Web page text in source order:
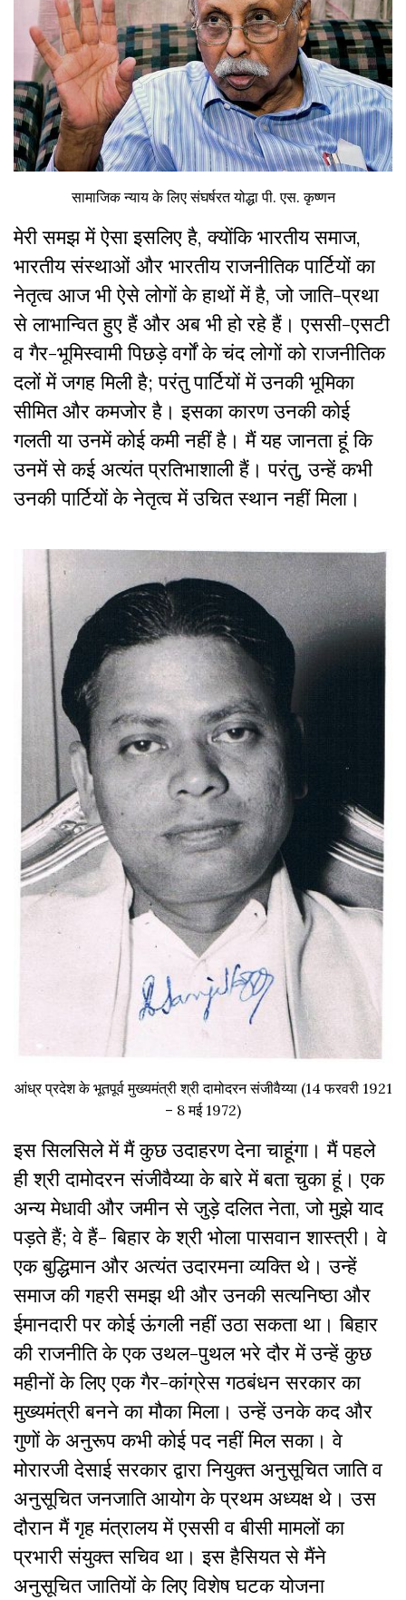
सामाजिक न्याय के लिए संघर्षरत योद्धा पी. एस. कृष्णन
मेरी समझ में ऐसा इसलिए है, क्योंकि भारतीय समाज,
भारतीय संस्थाओं और भारतीय राजनीतिक पार्टियों का
नेतृत्व आज भी ऐसे लोगों के हाथों में है, जो जाति-प्रथा
से लाभान्वित हुए हैं और अब भी हो रहे हैं। एससी-एसटी
व गैर-भूमिस्वामी पिछड़े वर्गों के चंद लोगों को राजनीतिक
दलों में जगह मिली है; परंतु पार्टियों में उनकी भूमिका
सीमित और कमजोर है। इसका कारण उनकी कोई
गलती या उनमें कोई कमी नहीं है। मैं यह जानता हूं कि
उनमें से कई अत्यंत प्रतिभाशाली हैं। परंतु, उन्हें कभी
उनकी पार्टियों के नेतृत्व में उचित स्थान नहीं मिला।
आंध्र प्रदेश के भूतपूर्व मुख्यमंत्री श्री दामोदरन संजीवैय्या (14 फरवरी 1921
– 8 मई 1972)
इस सिलसिले में मैं कुछ उदाहरण देना चाहूंगा। मैं पहले
ही श्री दामोदरन संजीवैय्या के बारे में बता चुका हूं। एक
अन्य मेधावी और जमीन से जुड़े दलित नेता, जो मुझे याद
पड़ते हैं; वे हैं- बिहार के श्री भोला पासवान शास्त्री। वे
एक बुद्धिमान और अत्यंत उदारमना व्यक्ति थे। उन्हें
समाज की गहरी समझ थी और उनकी सत्यनिष्ठा और
ईमानदारी पर कोई ऊंगली नहीं उठा सकता था। बिहार
की राजनीति के एक उथल-पुथल भरे दौर में उन्हें कुछ
महीनों के लिए एक गैर-कांग्रेस गठबंधन सरकार का
मुख्यमंत्री बनने का मौका मिला। उन्हें उनके कद और
गुणों के अनुरूप कभी कोई पद नहीं मिल सका। वे
मोरारजी देसाई सरकार द्वारा नियुक्त अनुसूचित जाति व
अनुसूचित जनजाति आयोग के प्रथम अध्यक्ष थे। उस
दौरान मैं गृह मंत्रालय में एससी व बीसी मामलों का
प्रभारी संयुक्त सचिव था। इस हैसियत से मैंने
अनुसूचित जातियों के लिए विशेष घटक योजना